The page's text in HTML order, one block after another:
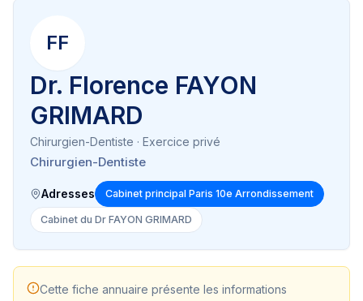
FF
Dr. Florence FAYON
GRIMARD
Chirurgien-Dentiste · Exercice privé
Chirurgien-Dentiste
Adresses Cabinet principal Paris 10e Arrondissement
Cabinet du Dr FAYON GRIMARD
Cette fiche annuaire présente les informations